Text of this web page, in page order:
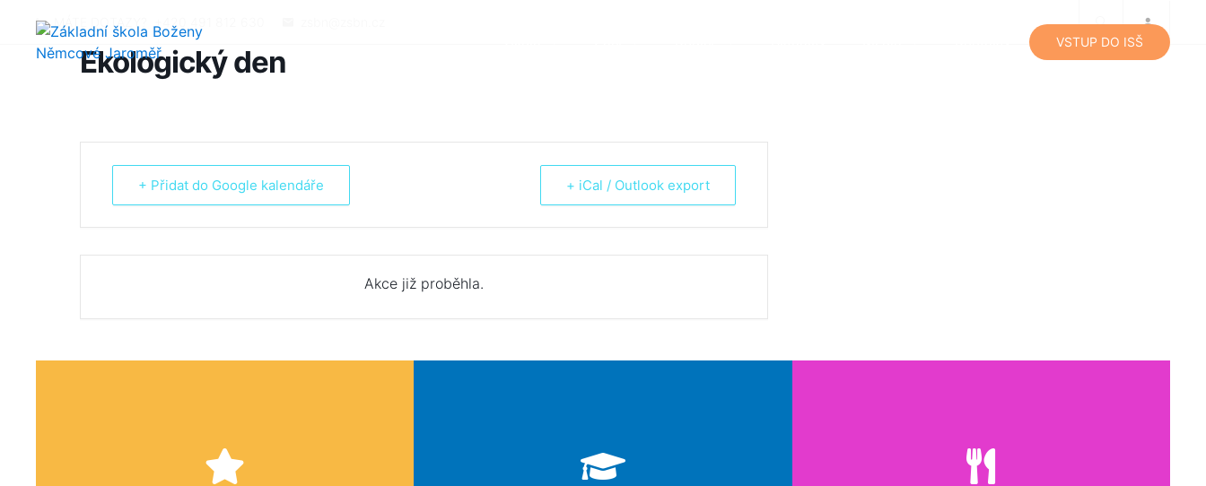
MÁTE DOTAZY? +420 491 812 630
VSTUP DO ISŠ
Ekologický den
+ Přidat do Google kalendáře + iCal / Outlook export
Akce již proběhla.